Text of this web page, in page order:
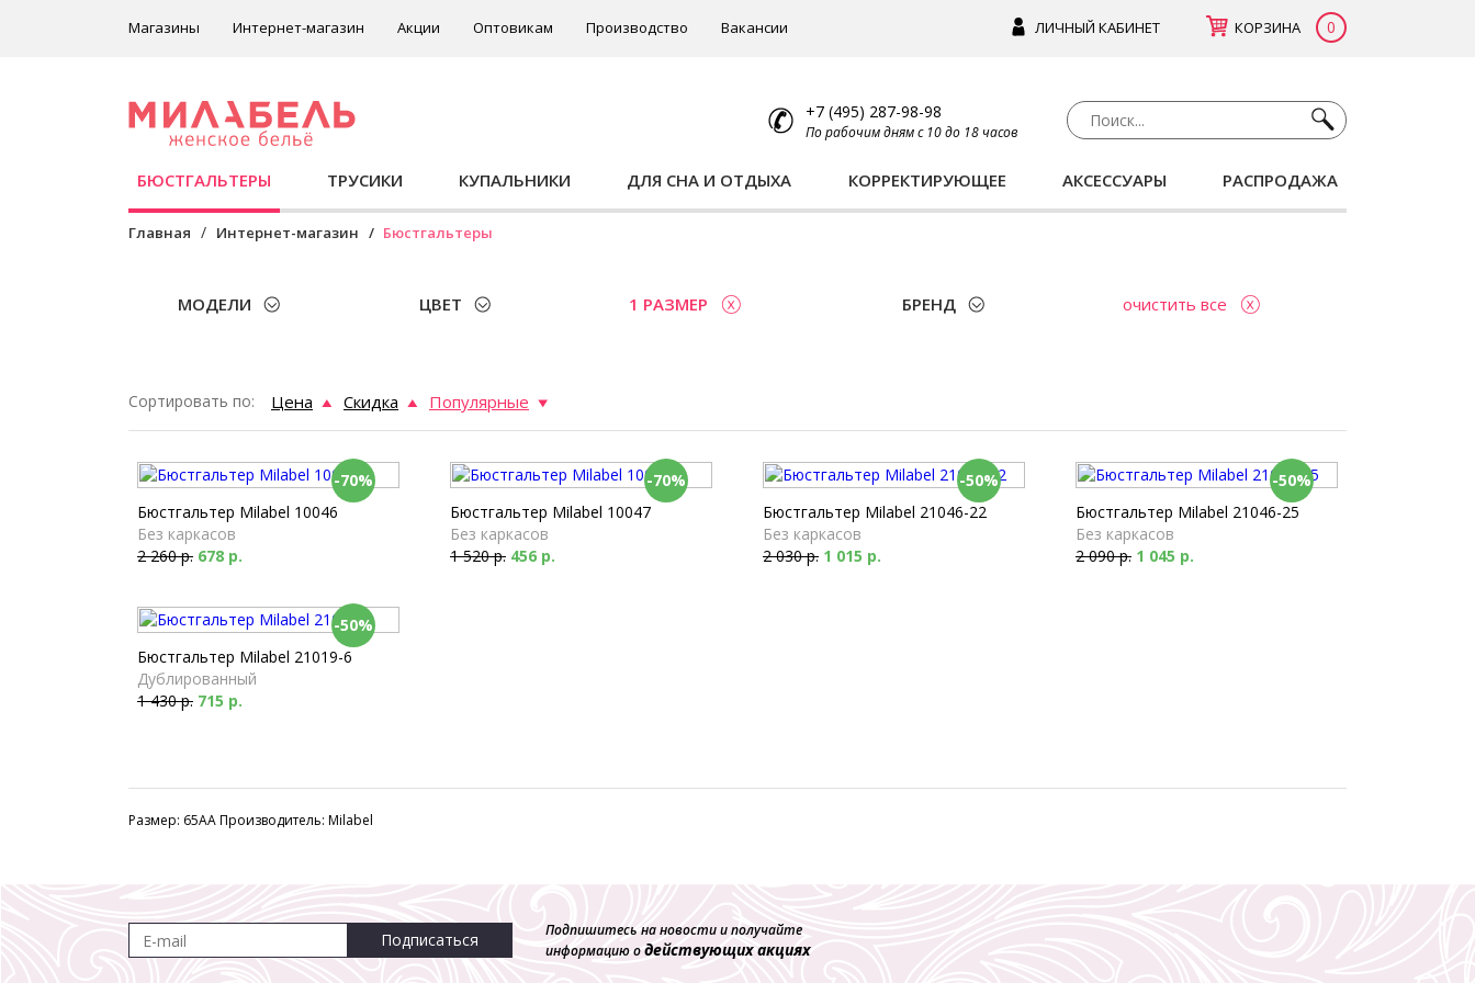
ЛИЧНЫЙ КАБИНЕТ КОРЗИНА 0
Магазины Интернет-магазин Акции Оптовикам Производство Вакансии
+7 (495) 287-98-98
По рабочим дням с 10 до 18 часов
БЮСТГАЛЬТЕРЫ ТРУСИКИ КУПАЛЬНИКИ ДЛЯ СНА И ОТДЫХА КОРРЕКТИРУЮЩЕЕ АКСЕССУАРЫ РАСПРОДАЖА
Главная Интернет-магазин Бюстгальтеры
МОДЕЛИ ЦВЕТ 1 РАЗМЕР БРЕНД очистить все
Сортировать по: Цена Скидка Популярные
-70%
Бюстгальтер Milabel 10046
Без каркасов
2 260 р. 678 р.
-70%
Бюстгальтер Milabel 10047
Без каркасов
1 520 р. 456 р.
-50%
Бюстгальтер Milabel 21046-22
Без каркасов
2 030 р. 1 015 р.
-50%
Бюстгальтер Milabel 21046-25
Без каркасов
2 090 р. 1 045 р.
-50%
Бюстгальтер Milabel 21019-6
Дублированный
1 430 р. 715 р.
Размер: 65AA Производитель: Milabel
Подписаться
Подпишитесь на новости и получайте
информацию одействующих акциях